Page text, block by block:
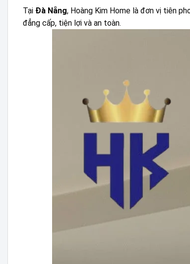
Tại Đà Nẵng, Hoàng Kim Home là đơn vị tiên
đẳng cấp, tiện lợi và an toàn.